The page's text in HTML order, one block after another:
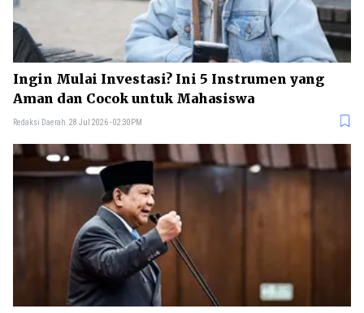
Ingin Mulai Investasi? Ini 5 Instrumen yang
Aman dan Cocok untuk Mahasiswa
Redaksi Daerah 28 Jul 2026 - 02:30PM